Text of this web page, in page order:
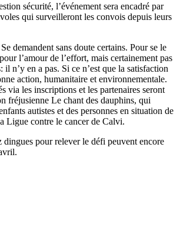
sécurité, l’événement sera encadré par
qui surveilleront les convois depuis leurs
demandent sans doute certains. Pour se le
l’amour de l’effort, mais certainement pas
il n’y en a pas. Si ce n’est que la satisfaction
action, humanitaire et environnementale.
via les inscriptions et les partenaires seront
fréjusienne Le chant des dauphins, qui
autistes et des personnes en situation de
Ligue contre le cancer de Calvi.
dingues pour relever le défi peuvent encore